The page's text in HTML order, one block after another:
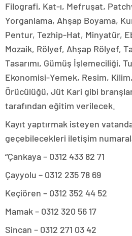
Filografi, Kat-ı, Mefruşat,
Yorganlama, Ahşap Boyama,
Pentur, Tezhip-Hat, Minyatür,
Mozaik, Rölyef, Ahşap Rölyef,
Tasarımı, Gümüş İşlemeciliği,
Ekonomisi-Yemek, Resim,
Örücülüğü, Jüt Kari gibi
tarafından eğitim verilecek.
Kayıt yaptırmak isteyen
geçebilecekleri iletişim
“Çankaya – 0312 433 82 71
Çayyolu – 0312 235 78 69
Keçiören – 0312 352 44 52
Mamak – 0312 320 56 17
Sincan – 0312 271 03 42